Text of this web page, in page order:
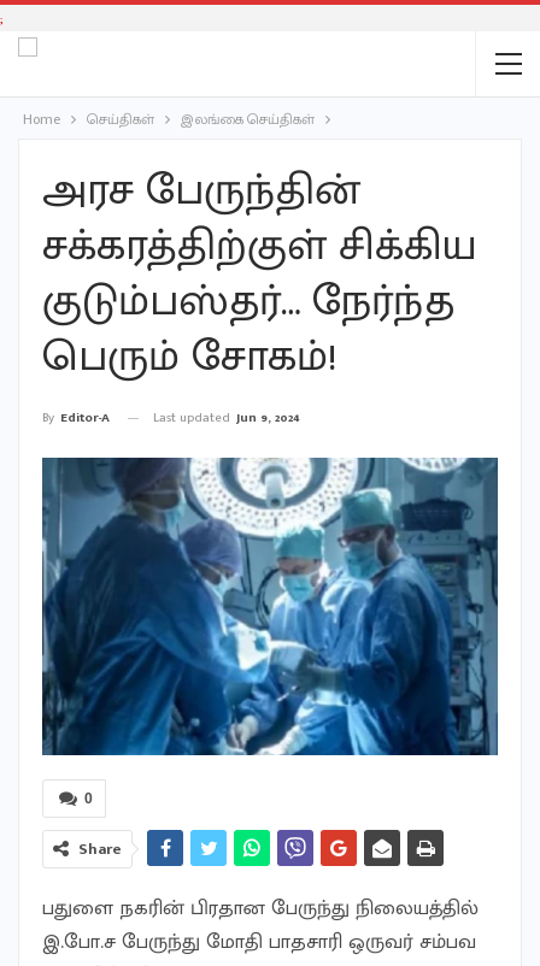
;
Home செய்திகள் இலங்கை செய்திகள்
அரச பேருந்தின்
சக்கரத்திற்குள் சிக்கிய
குடும்பஸ்தர்… நேர்ந்த
பெரும் சோகம்!
By Editor-A Last updated Jun 9, 2024
0
Share
பதுளை நகரின் பிரதான பேருந்து நிலையத்தில்
இ.போ.ச பேருந்து மோதி பாதசாரி ஒருவர் சம்பவ